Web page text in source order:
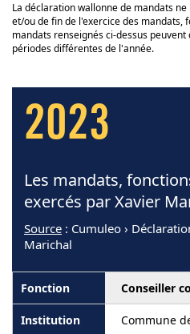
La déclaration wallonne de mandats
et/ou de fin de l'exercice des mandats,
mandats renseignés ci-dessus
périodes différentes de l'année.
2023
Les mandats,
exercés par Xavier
Source : Cumuleo ›
Marichal
Conseiller
Commune